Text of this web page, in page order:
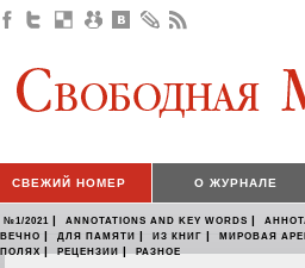
СВЕЖИЙ НОМЕР О ЖУРНАЛЕ
№1/2021 | ANNOTATIONS AND KEY WORDS |
ВЕЧНО | ДЛЯ ПАМЯТИ | ИЗ КНИГ | МИРОВАЯ
ПОЛЯХ | РЕЦЕНЗИИ | РАЗНОЕ